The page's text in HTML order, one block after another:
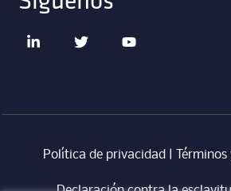
Política de privacidad